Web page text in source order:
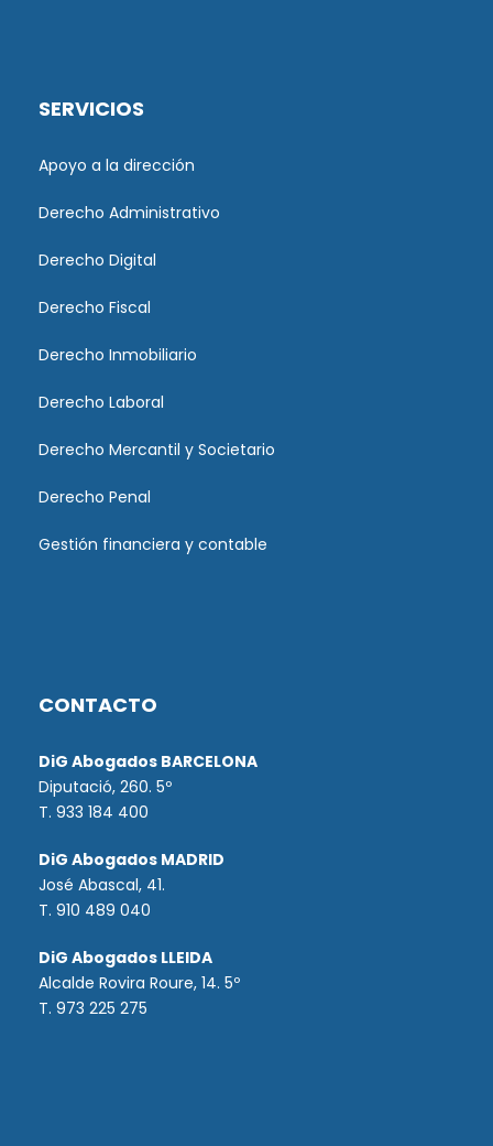
SERVICIOS
Apoyo a la dirección
Derecho Administrativo
Derecho Digital
Derecho Fiscal
Derecho Inmobiliario
Derecho Laboral
Derecho Mercantil y Societario
Derecho Penal
Gestión financiera y contable
CONTACTO
DiG Abogados BARCELONA
Diputació, 260. 5º
T. 933 184 400
DiG Abogados MADRID
José Abascal, 41.
T. 910 489 040
DiG Abogados LLEIDA
Alcalde Rovira Roure, 14. 5º
T. 973 225 275